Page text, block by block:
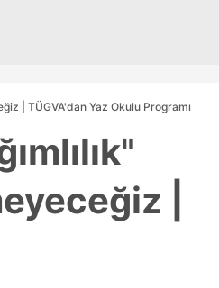
| TÜGVA'dan Yaz Okulu Programı
|